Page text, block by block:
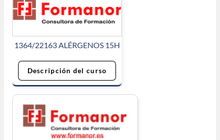
1364/22163 ALÉRGENOS 15H
Descripción del curso